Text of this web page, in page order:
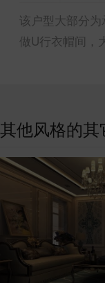
该户型大部分
做U行衣帽间，
其他风格的其